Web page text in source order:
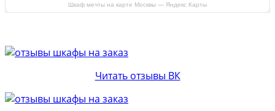
Шкаф мечты на карте Москвы — Яндекс Карты
Читать отзывы ВК